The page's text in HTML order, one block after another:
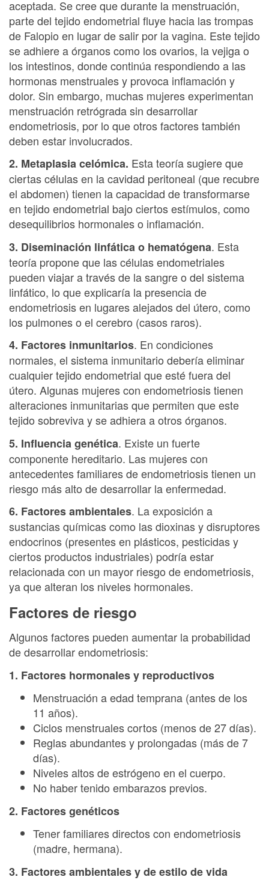
aceptada. Se cree que durante la menstruación,
parte del tejido endometrial fluye hacia las trompas
de Falopio en lugar de salir por la vagina. Este tejido
se adhiere a órganos como los ovarios, la vejiga o
los intestinos, donde continúa respondiendo a las
hormonas menstruales y provoca inflamación y
dolor. Sin embargo, muchas mujeres experimentan
menstruación retrógrada sin desarrollar
endometriosis, por lo que otros factores también
deben estar involucrados.
2. Metaplasia celómica. Esta teoría sugiere que
ciertas células en la cavidad peritoneal (que recubre
el abdomen) tienen la capacidad de transformarse
en tejido endometrial bajo ciertos estímulos, como
desequilibrios hormonales o inflamación.
3. Diseminación linfática o hematógena. Esta
teoría propone que las células endometriales
pueden viajar a través de la sangre o del sistema
linfático, lo que explicaría la presencia de
endometriosis en lugares alejados del útero, como
los pulmones o el cerebro (casos raros).
4. Factores inmunitarios. En condiciones
normales, el sistema inmunitario debería eliminar
cualquier tejido endometrial que esté fuera del
útero. Algunas mujeres con endometriosis tienen
alteraciones inmunitarias que permiten que este
tejido sobreviva y se adhiera a otros órganos.
5. Influencia genética. Existe un fuerte
componente hereditario. Las mujeres con
antecedentes familiares de endometriosis tienen un
riesgo más alto de desarrollar la enfermedad.
6. Factores ambientales. La exposición a
sustancias químicas como las dioxinas y disruptores
endocrinos (presentes en plásticos, pesticidas y
ciertos productos industriales) podría estar
relacionada con un mayor riesgo de endometriosis,
ya que alteran los niveles hormonales.
Factores de riesgo
Algunos factores pueden aumentar la probabilidad
de desarrollar endometriosis:
1. Factores hormonales y reproductivos
Menstruación a edad temprana (antes de los
11 años).
Ciclos menstruales cortos (menos de 27 días).
Reglas abundantes y prolongadas (más de 7
días).
Niveles altos de estrógeno en el cuerpo.
No haber tenido embarazos previos.
2. Factores genéticos
Tener familiares directos con endometriosis
(madre, hermana).
3. Factores ambientales y de estilo de vida